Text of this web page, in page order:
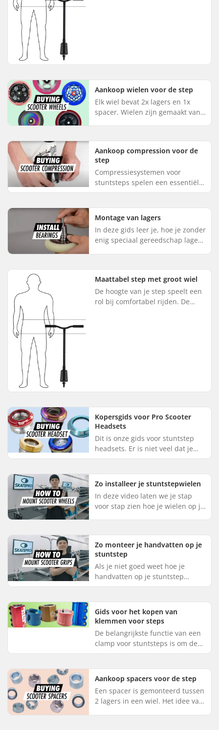
Aankoop wielen voor de step
Elk wiel bevat 2x lagers en 1x
spacer. Wielen zijn gemaakt van
vormen en met verschillende
kernen. ...
Aankoop compression voor de
step
Compressiesystemen voor
stuntsteps spelen een essentiële
rol in je set-up. Je
een goede verbinding tussen je
bar, headset...
Montage van lagers
In deze gids leer je, hoe je zonder
enig speciaal gereedschap lagers
Meestal gebruikt in s...
Maattabel step met groot wiel
De hoogte van je step speelt een
rol bij comfortabel rijden. De
Kopersgids voor Pro Scooter
Headsets
Dit is onze gids voor stuntstep
headsets. Er is niet veel dat je
fout kunt doen bij het kiezen van
stuntstep. Vergeet niet ...
Zo installeer je stuntstepwielen
In deze video laten we je stap
voor stap zien hoe je wielen op je
Pak je wiel en plaats...
Zo monteer je handvatten op je
stuntstep
Als je niet goed weet hoe je
handvatten op je stuntstep
monteert, dan ben je bij ons aan
laten we je zien hoe je de g...
Gids voor het kopen van
klemmen voor steps
De belangrijkste functie van een
clamp voor stuntsteps is om de
bar vast te zetten op het voorvork
te kiezen, moet je ...
Aankoop spacers voor de step
Een spacer is gemonteerd tussen
2 lagers in een wiel. Het idee van